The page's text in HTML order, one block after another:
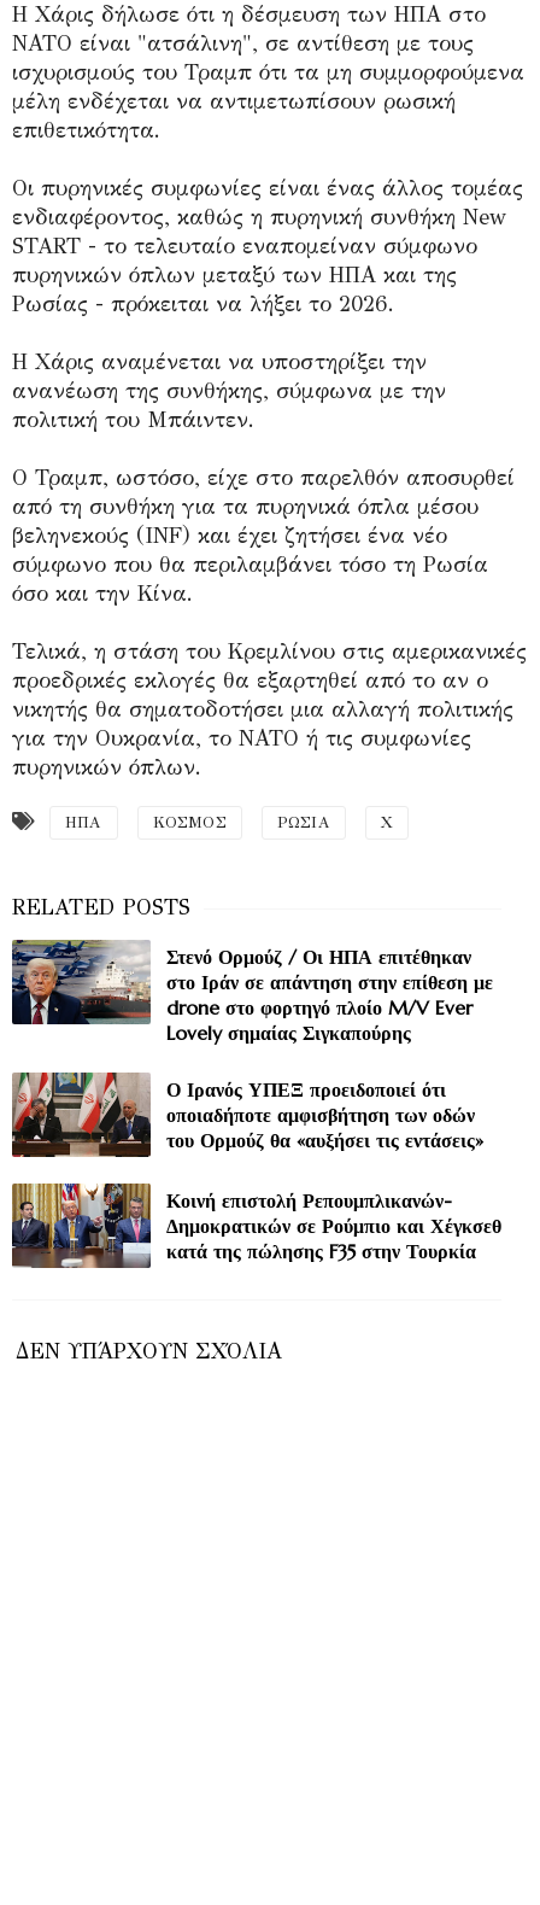
Η Χάρις δήλωσε ότι η δέσμευση των ΗΠΑ στο
ΝΑΤΟ είναι "ατσάλινη", σε αντίθεση με τους
ισχυρισμούς του Τραμπ ότι τα μη συμμορφούμενα
μέλη ενδέχεται να αντιμετωπίσουν ρωσική
επιθετικότητα.
Οι πυρηνικές συμφωνίες είναι ένας άλλος τομέας
ενδιαφέροντος, καθώς η πυρηνική συνθήκη New
START - το τελευταίο εναπομείναν σύμφωνο
πυρηνικών όπλων μεταξύ των ΗΠΑ και της
Ρωσίας - πρόκειται να λήξει το 2026.
Η Χάρις αναμένεται να υποστηρίξει την
ανανέωση της συνθήκης, σύμφωνα με την
πολιτική του Μπάιντεν.
Ο Τραμπ, ωστόσο, είχε στο παρελθόν αποσυρθεί
από τη συνθήκη για τα πυρηνικά όπλα μέσου
βεληνεκούς (INF) και έχει ζητήσει ένα νέο
σύμφωνο που θα περιλαμβάνει τόσο τη Ρωσία
όσο και την Κίνα.
Τελικά, η στάση του Κρεμλίνου στις αμερικανικές
προεδρικές εκλογές θα εξαρτηθεί από το αν ο
νικητής θα σηματοδοτήσει μια αλλαγή πολιτικής
για την Ουκρανία, το ΝΑΤΟ ή τις συμφωνίες
πυρηνικών όπλων.
ΗΠΑ ΚΟΣΜΟΣ ΡΩΣΙΑ Χ
Στενό Ορμούζ / Οι ΗΠΑ επιτέθηκαν
στο Ιράν σε απάντηση στην επίθεση με
drone στο φορτηγό πλοίο M/V Ever
Lovely σημαίας Σιγκαπούρης
Ο Ιρανός ΥΠΕΞ προειδοποιεί ότι
οποιαδήποτε αμφισβήτηση των οδών
του Ορμούζ θα «αυξήσει τις εντάσεις»
Κοινή επιστολή Ρεπουμπλικανών-
Δημοκρατικών σε Ρούμπιο και Χέγκσεθ
κατά της πώλησης F35 στην Τουρκία
ΔΕΝ ΥΠΆΡΧΟΥΝ ΣΧΌΛΙΑ